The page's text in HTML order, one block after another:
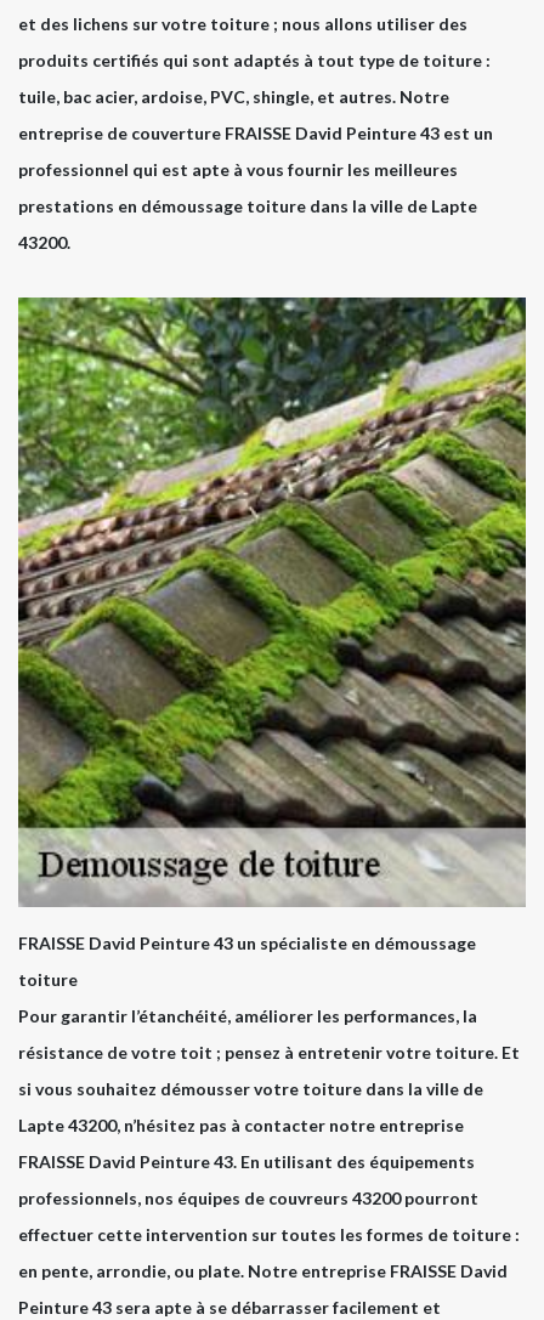
et des lichens sur votre toiture ; nous allons utiliser des
produits certifiés qui sont adaptés à tout type de toiture :
tuile, bac acier, ardoise, PVC, shingle, et autres. Notre
entreprise de couverture FRAISSE David Peinture 43 est un
professionnel qui est apte à vous fournir les meilleures
prestations en démoussage toiture dans la ville de Lapte
43200.
FRAISSE David Peinture 43 un spécialiste en démoussage
toiture
Pour garantir l’étanchéité, améliorer les performances, la
résistance de votre toit ; pensez à entretenir votre toiture. Et
si vous souhaitez démousser votre toiture dans la ville de
Lapte 43200, n’hésitez pas à contacter notre entreprise
FRAISSE David Peinture 43. En utilisant des équipements
professionnels, nos équipes de couvreurs 43200 pourront
effectuer cette intervention sur toutes les formes de toiture :
en pente, arrondie, ou plate. Notre entreprise FRAISSE David
Peinture 43 sera apte à se débarrasser facilement et